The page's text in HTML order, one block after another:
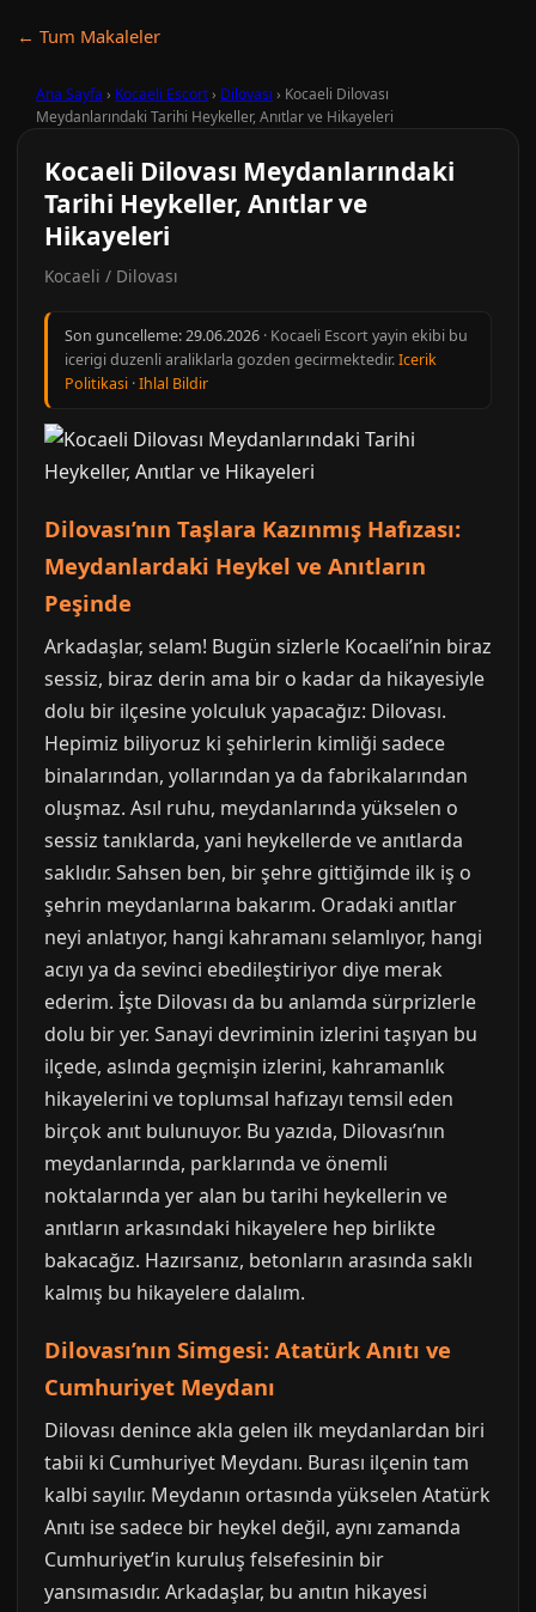
← Tum Makaleler
Ana Sayfa › Kocaeli Escort› Dilovası › Kocaeli Dilovası
Meydanlarındaki Tarihi Heykeller, Anıtlar ve Hikayeleri
Kocaeli Dilovası Meydanlarındaki
Tarihi Heykeller, Anıtlar ve
Hikayeleri
Kocaeli / Dilovası
Son guncelleme:29.06.2026 · Kocaeli Escort yayin ekibi bu
icerigi duzenli araliklarla gozden gecirmektedir.Icerik
Politikasi ·Ihlal Bildir
Dilovası’nın Taşlara Kazınmış Hafızası:
Meydanlardaki Heykel ve Anıtların
Peşinde
Arkadaşlar, selam! Bugün sizlerle Kocaeli’nin biraz
sessiz, biraz derin ama bir o kadar da hikayesiyle
dolu bir ilçesine yolculuk yapacağız: Dilovası.
Hepimiz biliyoruz ki şehirlerin kimliği sadece
binalarından, yollarından ya da fabrikalarından
oluşmaz. Asıl ruhu, meydanlarında yükselen o
sessiz tanıklarda, yani heykellerde ve anıtlarda
saklıdır. Sahsen ben, bir şehre gittiğimde ilk iş o
şehrin meydanlarına bakarım. Oradaki anıtlar
neyi anlatıyor, hangi kahramanı selamlıyor, hangi
acıyı ya da sevinci ebedileştiriyor diye merak
ederim. İşte Dilovası da bu anlamda sürprizlerle
dolu bir yer. Sanayi devriminin izlerini taşıyan bu
ilçede, aslında geçmişin izlerini, kahramanlık
hikayelerini ve toplumsal hafızayı temsil eden
birçok anıt bulunuyor. Bu yazıda, Dilovası’nın
meydanlarında, parklarında ve önemli
noktalarında yer alan bu tarihi heykellerin ve
anıtların arkasındaki hikayelere hep birlikte
bakacağız. Hazırsanız, betonların arasında saklı
kalmış bu hikayelere dalalım.
Dilovası’nın Simgesi: Atatürk Anıtı ve
Cumhuriyet Meydanı
Dilovası denince akla gelen ilk meydanlardan biri
tabii ki Cumhuriyet Meydanı. Burası ilçenin tam
kalbi sayılır. Meydanın ortasında yükselen Atatürk
Anıtı ise sadece bir heykel değil, aynı zamanda
Cumhuriyet’in kuruluş felsefesinin bir
yansımasıdır. Arkadaşlar, bu anıtın hikayesi